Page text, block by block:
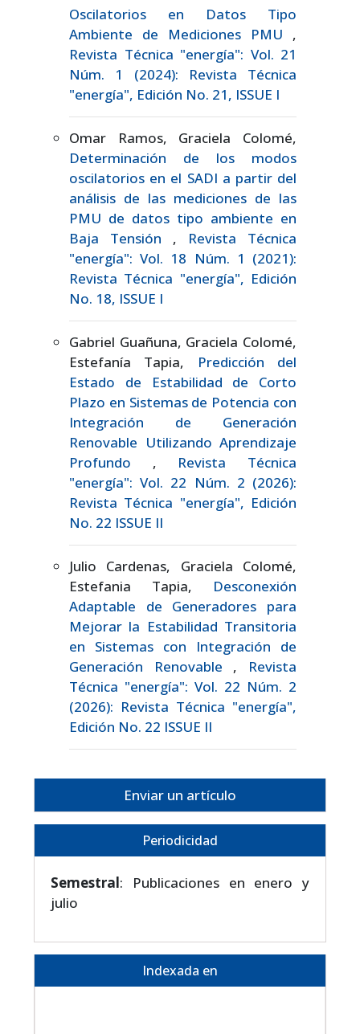
Oscilatorios en Datos Tipo
Ambiente de Mediciones PMU ,
Revista Técnica "energía": Vol. 21
Núm. 1 (2024): Revista Técnica
"energía", Edición No. 21, ISSUE I
Omar Ramos, Graciela Colomé,
Determinación de los modos
oscilatorios en el SADI a partir del
análisis de las mediciones de las
PMU de datos tipo ambiente en
Baja Tensión , Revista Técnica
"energía": Vol. 18 Núm. 1 (2021):
Revista Técnica "energía", Edición
No. 18, ISSUE I
Gabriel Guañuna, Graciela Colomé,
Estefanía Tapia,
Predicción del
Estado de Estabilidad de Corto
Plazo en Sistemas de Potencia con
Integración de Generación
Renovable Utilizando Aprendizaje
Profundo , Revista Técnica
"energía": Vol. 22 Núm. 2 (2026):
Revista Técnica "energía", Edición
No. 22 ISSUE II
Julio Cardenas, Graciela Colomé,
Estefania Tapia, Desconexión
Adaptable de Generadores para
Mejorar la Estabilidad Transitoria
en Sistemas con Integración de
Generación Renovable , Revista
Técnica "energía": Vol. 22 Núm. 2
(2026): Revista Técnica "energía",
Edición No. 22 ISSUE II
Enviar un artículo
Periodicidad
Semestral: Publicaciones en enero y
julio
Indexada en